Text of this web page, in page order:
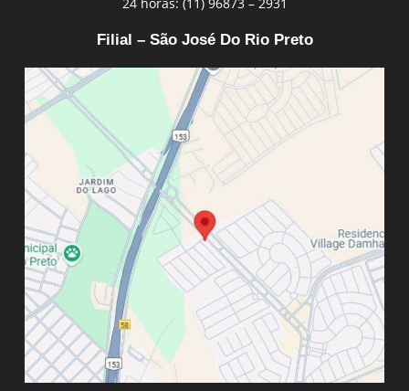
Filial – São José Do Rio Preto